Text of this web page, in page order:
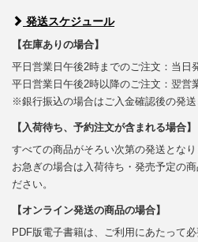
発送スケジュール
【在庫ありの場合】
平日営業日午後2時までのご注文：当日
平日営業日午後2時以降のご注文：翌営
※銀行振込の場合はご入金確認後の発送
【入荷待ち、予約注文が含まれる場合】
すべての商品がそろい次第の発送となり
お急ぎの場合は入荷待ち・発売予定の
ださい。
【オンライン発送の商品の場合】
PDF版電子書籍は、ご利用にあたって